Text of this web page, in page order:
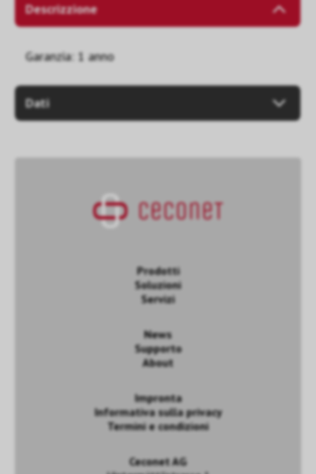
Descrizzione
Garanzia: 1 anno
Dati
Prodotti
Soluzioni
Servizi
News
Supporto
About
Impronta
Informativa sulla privacy
Termini e condizioni
Ceconet AG